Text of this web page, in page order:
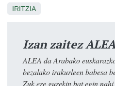
IRITZIA
Izan zaitez
ALEA da Arabako
bezalako irakurleen babesa
Zuk ere gurekin bat egin